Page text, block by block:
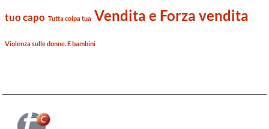
tuo capo Tutta colpa tua Vendita e Forza vendita
Violenza sulle donne. E bambini